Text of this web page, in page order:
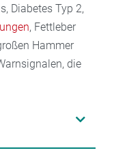
Diabetes Typ 2,
, Fettleber
Hammer
die
Das kann